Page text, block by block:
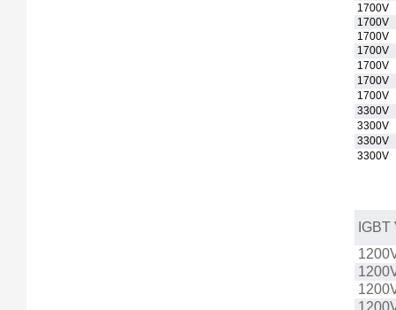
1700V
1700V
1700V
1700V
1700V
1700V
1700V
3300V
3300V
3300V
3300V
IGBT